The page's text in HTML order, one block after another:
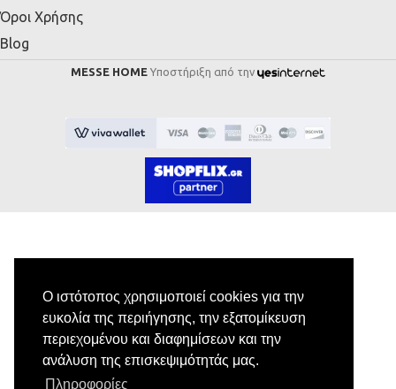
Ο ιστότοπος χρησιμοποιεί cookies για την
ευκολία της περιήγησης, την εξατομίκευση
περιεχομένου και διαφημίσεων και την
ανάλυση της επισκεψιμότητάς μας.
Πληροφορίες
Όροι Χρήσης
Blog
MESSE HOME Υποστήριξη από την
Κάνε εγγραφή στο newsletter μας για να
λαμβάνεις αποκλειστικές προσφορές.